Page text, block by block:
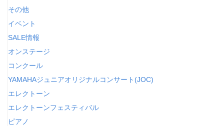
その他
イベント
SALE情報
オンステージ
コンクール
YAMAHAジュニアオリジナルコンサート(JOC)
エレクトーン
エレクトーンフェスティバル
ピアノ